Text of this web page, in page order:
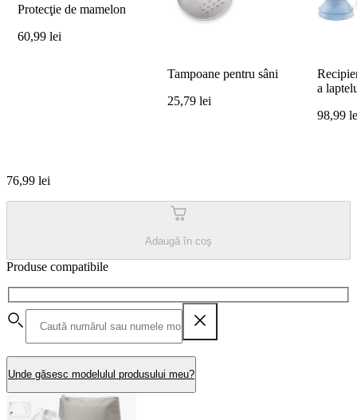
Protecţie de mamelon
60,99 lei
Tampoane pentru sâni
25,79 lei
a
98,99
76,99 lei
Adaugă în coş
Produse compatibile
Unde găsesc modelulul produsului meu?